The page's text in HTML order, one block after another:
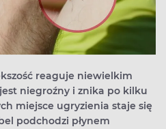
reaguje niewielkim
niegroźny i znika po kilku
miejsce ugryzienia staje się
podchodzi płynem